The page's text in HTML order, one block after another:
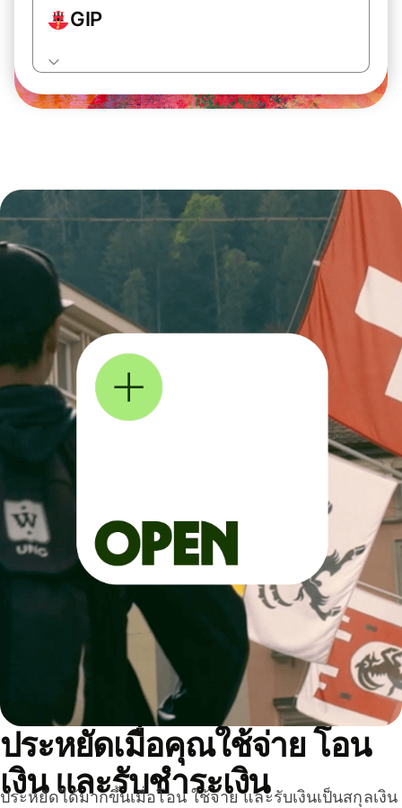
GIP
ประหยัดเมื่อคุณใช้จ่าย โอน
เงิน และรับชำระเงิน
ประหยัดได้มากขึ้นเมื่อโอน ใช้จ่าย และรับเงินเป็นสกุลเงิน